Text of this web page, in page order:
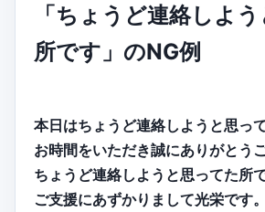
「ちょうど連絡しよ
所です」のNG例
本日はちょうど連絡しようと思っ
お時間をいただき誠にありがとう
ちょうど連絡しようと思ってた所
ご支援にあずかりまして光栄です。